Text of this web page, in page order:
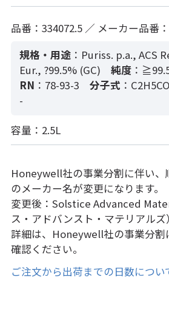
品番：334072.5 ／ メーカー品番
規格・用途 ：Puriss. p.a., ACS
Eur., ?99.5% (GC)
純度：
RN ：78-93-3 分子式 ：
-
容量：2.5L
Honeywell社の事業分割に伴い、
のメーカー名が変更になります。
変更後：Solstice Advanced
ス・アドバンスト・マテリアルズ）
詳細は、Honeywell社の事業分割
確認ください。
ご注文から出荷までの日数につい